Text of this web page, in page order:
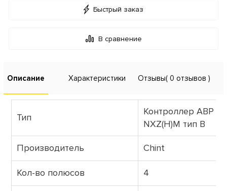
Быстрый заказ
В сравнение
Описание Характеристики Отзывы( 0 отзывов )
Тип
Контроллер АВР
NXZ(H)M тип B
Производитель Chint
Кол-во полюсов 4